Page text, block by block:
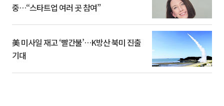
중…“스타트업 여러 곳 참여”
美 미사일 재고 ‘빨간불’…K방산 북미 진출
기대